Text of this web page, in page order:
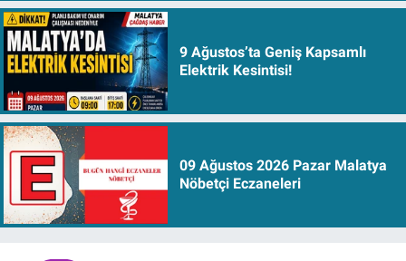
9 Ağustos’ta Geniş Kapsamlı
Elektrik Kesintisi!
09 Ağustos 2026 Pazar Malatya
Nöbetçi Eczaneleri